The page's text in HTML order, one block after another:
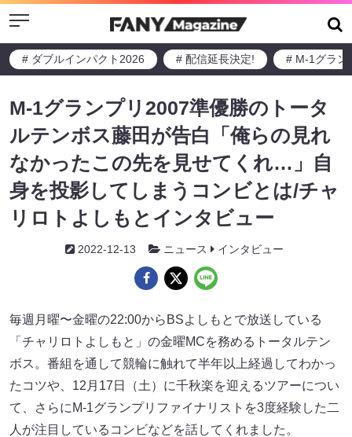
Menu
# ダブルインパクト2026 # 配信延長決定! # M-1グラン
M-1グランプリ2007準優勝のトータ
ルテンボス藤田が告白「俺らの見れ
なかったこの先を見せてくれ…」自
身を投影してしまうコンビとは/チャ
リロトよしもとインタビュー
2022-12-13 ニュース インタビュー
毎週月曜〜金曜の22:00からBSよしもとで放送している
「チャリロトよしもと」の金曜MCを務めるトータルテン
ボス。番組を通して競輪に触れて半年以上経過してわかっ
たコツや、12月17日（土）に千秋楽を迎えるツアーについ
て、さらにM-1グランプリファイナリストを3度経験した二
人が注目しているコンビなどを話してくれました。